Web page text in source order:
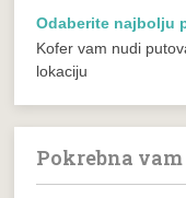
Odaberite najbolju
Kofer vam nudi
lokaciju
Pokrebna vam